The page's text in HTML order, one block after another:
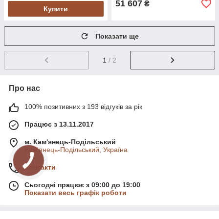
Купити
51 607 ₴
Показати ще
1 / 2
Про нас
100% позитивних з 193 відгуків за рік
Працює з 13.11.2017
м. Кам'янець-Подільський
Кам'янець-Подільський, Україна
Контакти
Сьогодні працює з 09:00 до 19:00
Показати весь графік роботи